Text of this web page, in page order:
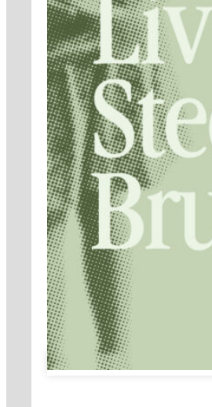
99,-
Forfattere
Våre
utvalgte
Våre
bøker
Sakprosa
Biografisk
Debatt